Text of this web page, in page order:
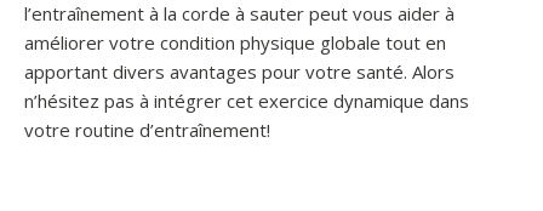
l’entraînement à la corde à sauter peut vous aider à
améliorer votre condition physique globale tout en
apportant divers avantages pour votre santé. Alors
n’hésitez pas à intégrer cet exercice dynamique dans
votre routine d’entraînement!